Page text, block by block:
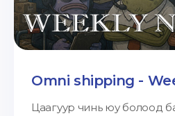
Omni shipping -
Цаагуур чинь юу болоод